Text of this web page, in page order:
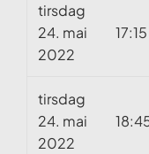
tirsdag
24. mai
2022
17:15
tirsdag
24. mai
2022